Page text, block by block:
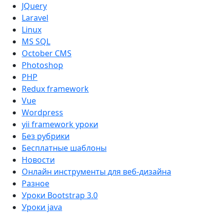
JQuery
Laravel
Linux
MS SQL
October CMS
Photoshop
PHP
Redux framework
Vue
Wordpress
yii framework уроки
Без рубрики
Бесплатные шаблоны
Новости
Онлайн инструменты для веб-дизайна
Разное
Уроки Bootstrap 3.0
Уроки java